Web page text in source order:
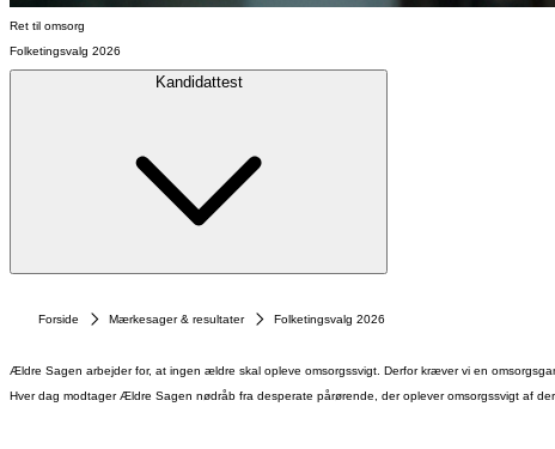
Ret til omsorg
Folketingsvalg 2026
Kandidattest
Forside Mærkesager & resultater Folketingsvalg 2026
Ældre Sagen arbejder for, at ingen ældre skal opleve omsorgssvigt. Derfor kræver vi en
Hver dag modtager Ældre Sagen nødråb fra desperate pårørende, der oplever omsorgssvigt af